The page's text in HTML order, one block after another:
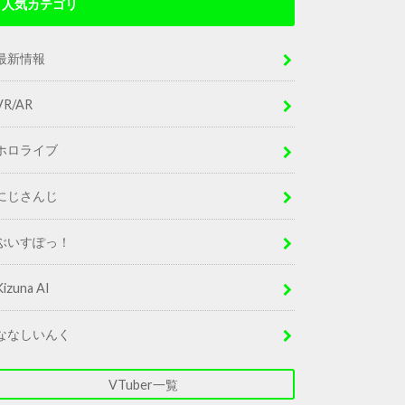
人気カテゴリ
新情報
AR
ロライブ
じさんじ
いすぽっ！
AI
なしいんく
VTuber一覧